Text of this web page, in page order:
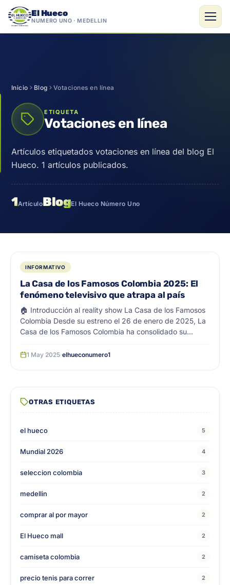
El Hueco
NÚMERO UNO · MEDELLÍN
Inicio Blog Votaciones en línea
ETIQUETA
Votaciones en línea
Artículos etiquetados votaciones en línea del blog El
Hueco. 1 artículos publicados.
1ArtículoBlogEl Hueco Número Uno
INFORMATIVO
La Casa de los Famosos Colombia 2025: El
fenómeno televisivo que atrapa al país
🏠 Introducción al reality show La Casa de los Famosos
Colombia Desde su estreno el 26 de enero de 2025, La
Casa de los Famosos Colombia ha consolidado su
comentados del país. Transmitido por el Canal RCN y
href="https://elhueco.com.co/la-casa-de-los-famosos-
colombia/" aria-label="Leer más sobre La Casa de los
atrapa al país">Leer más</a>
1 May 2025·elhueconumero1
OTRAS ETIQUETAS
el hueco 5
Mundial 2026 4
seleccion colombia 3
medellin 2
comprar al por mayor 2
El Hueco mall 2
camiseta colombia 2
precio tenis para correr 2